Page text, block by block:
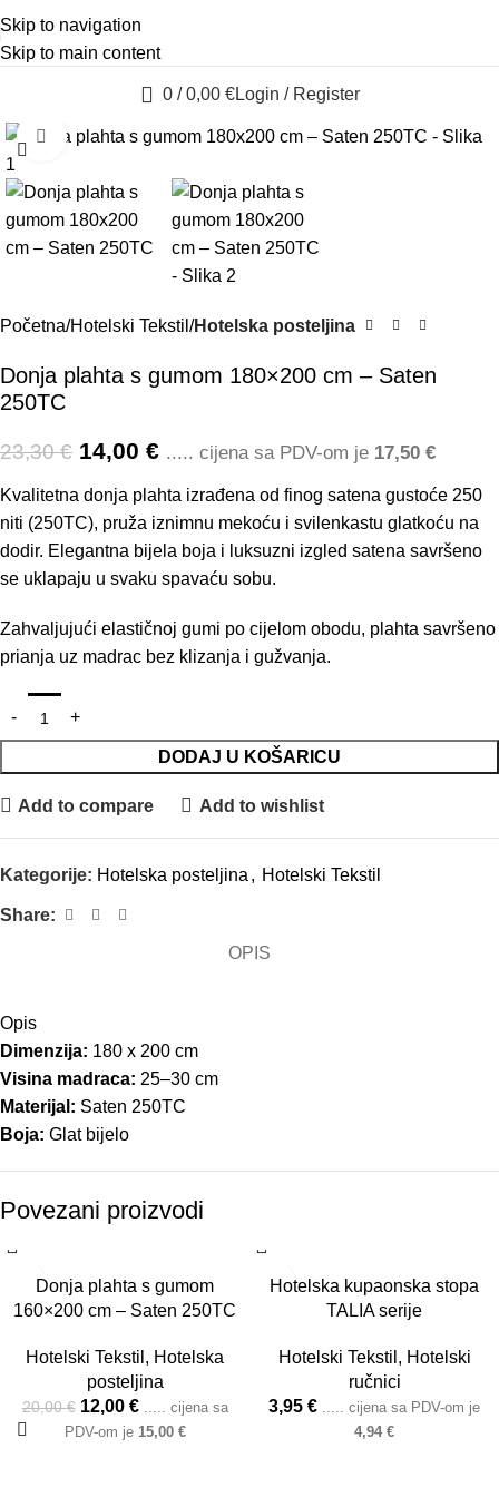
Skip to navigation
Skip to main content
0 / 0,00 €Login / Register
-40%
Click to enlarge
Početna Hotelski Tekstil Hotelska posteljina
Donja plahta s gumom 180×200 cm – Saten
250TC
23,30€ 14,00 € ..... cijena sa PDV-om je 17,50 €
Kvalitetna donja plahta izrađena od finog satena gustoće 250
niti (250TC), pruža iznimnu mekoću i svilenkastu glatkoću na
dodir. Elegantna bijela boja i luksuzni izgled satena savršeno
se uklapaju u svaku spavaću sobu.
Zahvaljujući elastičnoj gumi po cijelom obodu, plahta savršeno
prianja uz madrac bez klizanja i gužvanja.
DODAJ U KOŠARICU
Add to compare Add to wishlist
Kategorije: Hotelska posteljina , Hotelski Tekstil
Share:
OPIS
Opis
Dimenzija: 180 x 200 cm
Visina madraca: 25–30 cm
Materijal: Saten 250TC
Boja: Glat bijelo
Povezani proizvodi
-40%Donja plahta s gumom
160×200 cm – Saten 250TC
Hotelski Tekstil , Hotelska
posteljina
20,00€ 12,00 € ..... cijena sa
PDV-om je 15,00 €
Hotelska kupaonska stopa
TALIA serije
Hotelski Tekstil , Hotelski
ručnici
3,95 € ..... cijena sa PDV-om je
4,94 €
info@ladorica.hr